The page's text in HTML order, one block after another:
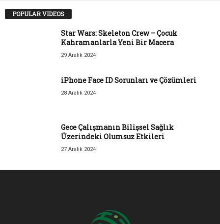
POPULAR VIDEOS
Star Wars: Skeleton Crew – Çocuk
Kahramanlarla Yeni Bir Macera
29 Aralık 2024
iPhone Face ID Sorunları ve Çözümleri
28 Aralık 2024
Gece Çalışmanın Bilişsel Sağlık
Üzerindeki Olumsuz Etkileri
27 Aralık 2024